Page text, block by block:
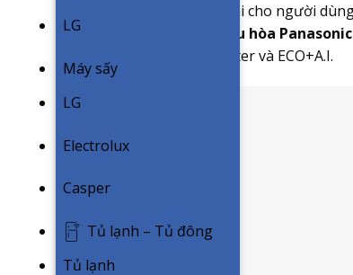
LG
Máy sấy
LG
Electrolux
Casper
Tủ lạnh – Tủ đông
Tủ lạnh
Từ đó duy trì sự thoải mái cho người
trình khởi động máy.
Điều hòa
công nghệ chính là Inverter và ECO+A.I.